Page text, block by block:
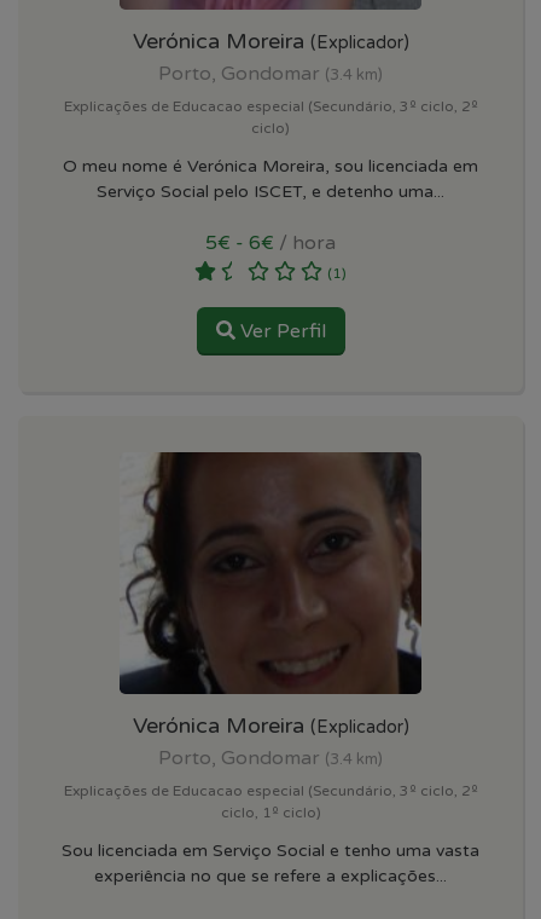
Verónica Moreira (Explicador)
Porto, Gondomar (3.4 km)
Explicações de Educacao especial (Secundário, 3º ciclo, 2º
ciclo)
O meu nome é Verónica Moreira, sou licenciada em
Serviço Social pelo ISCET, e detenho uma...
5€ - 6€ / hora
(1)
Ver Perfil
Verónica Moreira (Explicador)
Porto, Gondomar (3.4 km)
Explicações de Educacao especial (Secundário, 3º ciclo, 2º
ciclo, 1º ciclo)
Sou licenciada em Serviço Social e tenho uma vasta
experiência no que se refere a explicações...